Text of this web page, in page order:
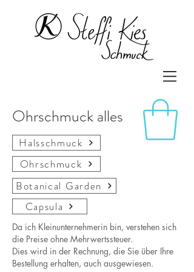
Ohrschmuck alles
Halsschmuck
Ohrschmuck
Botanical Garden
Capsula
Da ich Kleinunternehmerin bin, verstehen sich
die Preise ohne Mehrwertssteuer.
Dies wird in der Rechnung, die Sie über Ihre
Bestellung erhalten, auch ausgewiesen.